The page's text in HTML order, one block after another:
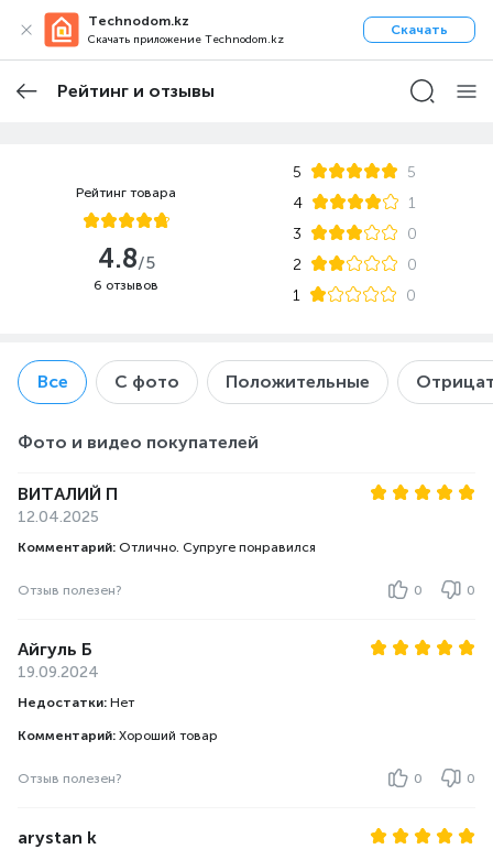
Technodom.kz
Скачать приложение Technodom.kz
Скачать
Рейтинг и отзывы
Все С фото Положительные
Фото и видео покупателей
ВИТАЛИЙ П
12.04.2025
Комментарий: Отлично. Супруге понравился
Отзыв полезен? 0 0
Айгуль Б
19.09.2024
Недостатки: Нет
Комментарий: Хороший товар
Отзыв полезен? 0 0
arystan k
Рейтинг товара
4.8/5
6 отзывов
5
5
4
1
3
0
2
0
1
0